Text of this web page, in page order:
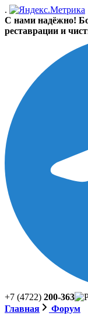
.
С нами надёжно!
реставрации и
+7 (4722) 200-363
Главная
Форум